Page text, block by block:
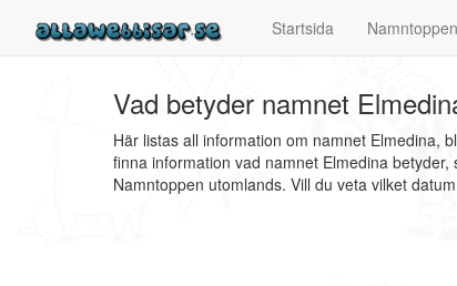
Startsida Namntoppen
Vad betyder namnet
Här listas all information om namnet Elmedina,
finna information vad namnet Elmedina
Namntoppen utomlands. Vill du veta vilket